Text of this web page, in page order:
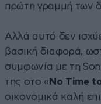
πρώτη γραμμή των
Αλλά αυτό δεν
βασική διαφορά,
συμφωνία με τη
της στο « No Time
οικονομικά καλή